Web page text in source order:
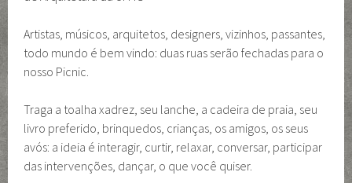
Artistas, músicos, arquitetos, designers, vizinhos, passantes,
todo mundo é bem vindo: duas ruas serão fechadas para o
nosso Picnic.
Traga a toalha xadrez, seu lanche, a cadeira de praia, seu
livro preferido, brinquedos, crianças, os amigos, os seus
avós: a ideia é interagir, curtir, relaxar, conversar, participar
das intervenções, dançar, o que você quiser.